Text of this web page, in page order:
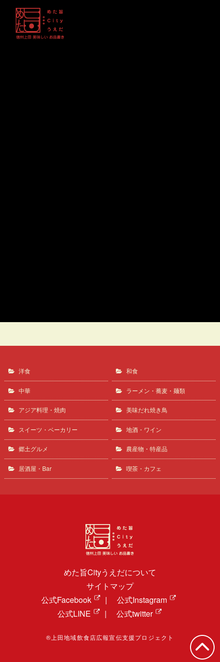
洋食 和食
中華 ラーメン・蕎麦・麺類
アジア料理・焼肉 美味だれ焼き鳥
スイーツ・ベーカリー 地酒・ワイン
郷土グルメ 農産物・特産品
居酒屋・Bar 喫茶・カフェ
めた旨Cityうえだについて
サイトマップ
公式Facebook
| 公式Instagram
公式LINE
| 公式twitter
®上田地域飲食店広報宣伝支援プロジェクト